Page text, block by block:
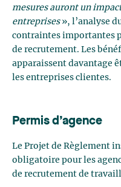
mesures auront un
entreprises», l’analyse
contraintes importantes
de recrutement. Les
apparaissent davantage
les entreprises clientes.
Permis d’agence
Le Projet de Règlement
obligatoire pour les
de recrutement de